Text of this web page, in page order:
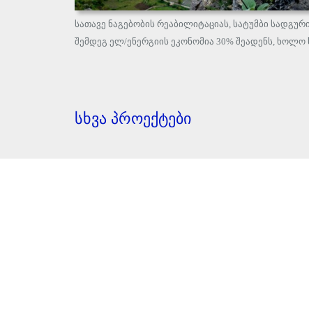
სათავე ნაგებობის რეაბილიტაციას, სატუმბი
შემდეგ ელ/ენერგიის ეკონომია 30% შეადენს,
სხვა პროექტები